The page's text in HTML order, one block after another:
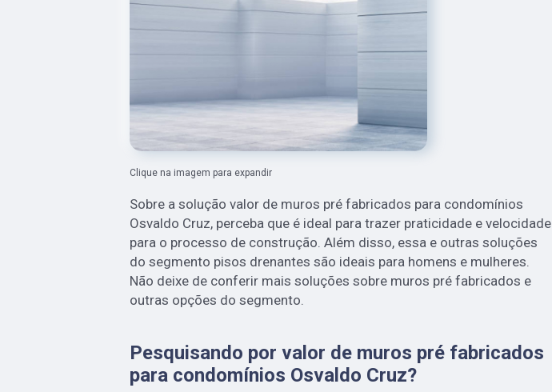
Clique na imagem para expandir
Sobre a solução valor de muros pré fabricados para condomínios
Osvaldo Cruz, perceba que é ideal para trazer praticidade e velocidade
para o processo de construção. Além disso, essa e outras soluções
do segmento pisos drenantes são ideais para homens e mulheres.
Não deixe de conferir mais soluções sobre muros pré fabricados e
outras opções do segmento.
Pesquisando por valor de muros pré fabricados
para condomínios Osvaldo Cruz?